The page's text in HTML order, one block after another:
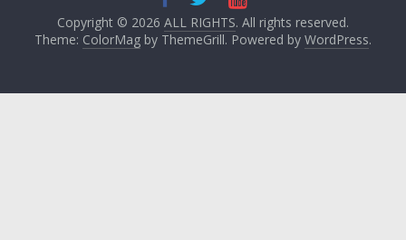
Copyright © 2026 ALL RIGHTS. All rights reserved.
Theme: ColorMagby ThemeGrill. Powered by WordPress.